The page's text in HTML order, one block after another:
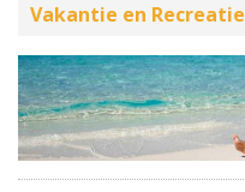
Vakantie en Recreatie